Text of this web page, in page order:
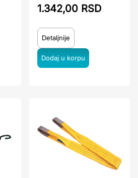
1.342,00 RSD
Detaljnije